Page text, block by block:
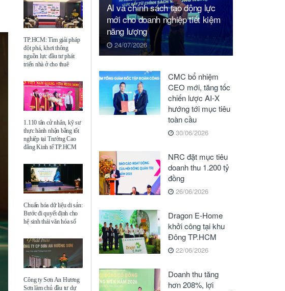
TP.HCM: Tìm giải pháp
đột phá, khơi thông
nguồn lực đầu tư phát
triển nhà ở cho thuê
1.110 tân cử nhân, kỹ sư
thực hành nhận bằng tốt
nghiệp tại Trường Cao
đẳng Kinh tế TP.HCM
Chuẩn hóa dữ liệu di sản:
Bước đi quyết định cho
hệ sinh thái văn hóa số
Công ty Sơn An Hương
Sơn làm chủ đầu tư dự
AI và chính sách tạo động lực
mới cho doanh nghiệp tiết kiệm
năng lượng
24/07/2026
CMC bổ nhiệm
CEO mới, tăng tốc
chiến lược AI-X
hướng tới mục tiêu
toàn cầu
30/06/2026
NRC đặt mục tiêu
doanh thu 1.200 tỷ
đồng
26/06/2026
Dragon E-Home
khởi công tại khu
Đông TP.HCM
22/06/2026
Doanh thu tăng
hơn 208%, lợi